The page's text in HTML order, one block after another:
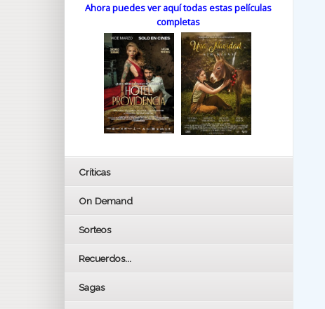
Ahora puedes ver aquí todas estas películas
completas
Críticas
On Demand
Sorteos
Recuerdos...
Sagas